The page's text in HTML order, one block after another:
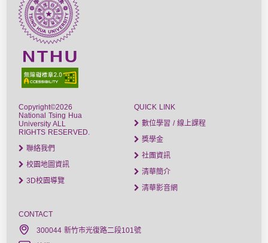
Copyright©2026
National Tsing Hua
University ALL
RIGHTS RESERVED.
聯絡我們
校園地圖資訊
3D校園導覽
QUICK LINK
數位學習 / 線上課程
獎學金
社團資訊
清華簡介
清華影音網
CONTACT
300044 新竹市光復路二段101號